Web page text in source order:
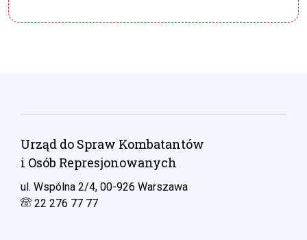
Urząd do Spraw Kombatantów
i Osób Represjonowanych
ul. Wspólna 2/4, 00-926 Warszawa
22 276 77 77